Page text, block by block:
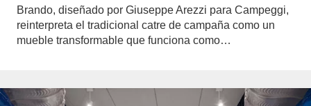
Brando, diseñado por Giuseppe Arezzi para Campeggi,
reinterpreta el tradicional catre de campaña como un
mueble transformable que funciona como…